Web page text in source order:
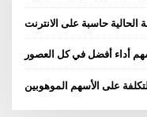
الحالية حاسبة على الانترنت
على الأسهم الموهوبين